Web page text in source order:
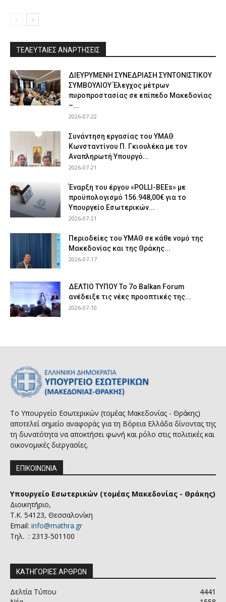
ΤΕΛΕΥΤΑΙΕΣ ΑΝΑΡΤΗΣΕΙΣ
ΔΙΕΥΡΥΜΕΝΗ ΣΥΝΕΔΡΙΑΣΗ ΣΥΝΤΟΝΙΣΤΙΚΟΥ
ΣΥΜΒΟΥΛΙΟΥ Έλεγχος μέτρων
πυροπροστασίας σε επίπεδο Μακεδονίας
–...
2026-07-22
Συνάντηση εργασίας του ΥΜΑΘ
Κωνσταντίνου Π. Γκιουλέκα με τον
Αναπληρωτή Υπουργό...
2026-07-21
Έναρξη του έργου «POLLI-BEEs» με
προϋπολογισμό 156.948,00€ για το
Υπουργείο Εσωτερικών...
2026-07-21
Περιοδείες του ΥΜΑΘ σε κάθε νομό της
Μακεδονίας και της Θράκης...
2026-07-17
ΔΕΛΤΙΟ ΤΥΠΟΥ Το 7ο Balkan Forum
ανέδειξε τις νέες προοπτικές της...
2026-07-10
Το Υπουργείο Εσωτερικών (τομέας Μακεδονίας - Θράκης)
αποτελεί σημείο αναφοράς για τη Βόρεια Ελλάδα δίνοντας της
τη δυνατότητα να αποκτήσει φωνή και ρόλο στις πολιτικές και
οικονομικές διεργασίες.
ΕΠΙΚΟΙΝΩΝΙΑ
Υπουργείο Εσωτερικών (τομέας Μακεδονίας - Θράκης)
Διοικητήριο,
Τ.Κ. 54123, Θεσσαλονίκη
Email: info@mathra.gr
Τηλ. : 2313-501100
ΚΑΤΗΓΟΡΙΕΣ ΑΡΘΡΩΝ
Δελτία Τύπου
4441